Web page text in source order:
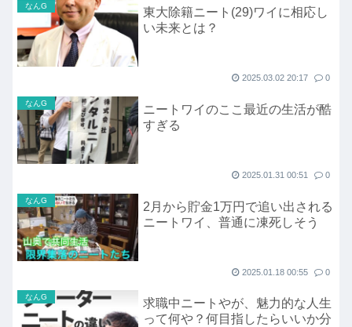
なんG
東大除籍ニート(29)ワイに相応し
い未来とは？
2025.03.02 20:17 0
なんG
ニートワイのここ最近の生活が酷
すぎる
2025.01.31 00:51 0
なんG
2月から貯金1万円で追い出される
ニートワイ、普通に凍死しそう
2025.01.18 00:55 0
なんG
求職中ニートやが、魅力的な人生
って何や？何目指したらいいか分